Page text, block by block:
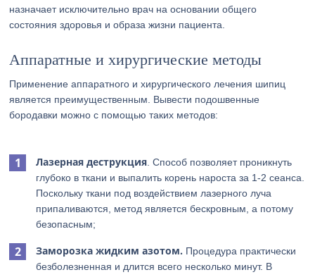
назначает исключительно врач на основании общего
состояния здоровья и образа жизни пациента.
Аппаратные и хирургические методы
Применение аппаратного и хирургического лечения шипиц
является преимущественным. Вывести подошвенные
бородавки можно с помощью таких методов:
Лазерная деструкция . Способ позволяет проникнуть
глубоко в ткани и выпалить корень нароста за 1-2 сеанса.
Поскольку ткани под воздействием лазерного луча
припаливаются, метод является бескровным, а потому
безопасным;
Заморозка жидким азотом. Процедура практически
безболезненная и длится всего несколько минут. В